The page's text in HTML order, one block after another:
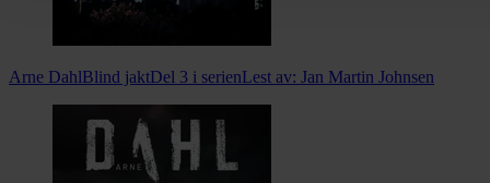
Arne DahlBlind jaktDel 3 i serienLest av: Jan Martin Johnsen